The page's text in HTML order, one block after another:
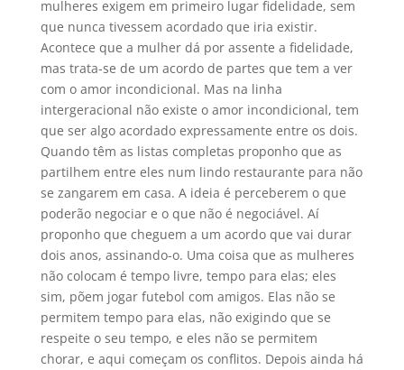
mulheres exigem em primeiro lugar fidelidade, sem
que nunca tivessem acordado que iria existir.
Acontece que a mulher dá por assente a fidelidade,
mas trata-se de um acordo de partes que tem a ver
com o amor incondicional. Mas na linha
intergeracional não existe o amor incondicional, tem
que ser algo acordado expressamente entre os dois.
Quando têm as listas completas proponho que as
partilhem entre eles num lindo restaurante para não
se zangarem em casa. A ideia é perceberem o que
poderão negociar e o que não é negociável. Aí
proponho que cheguem a um acordo que vai durar
dois anos, assinando-o. Uma coisa que as mulheres
não colocam é tempo livre, tempo para elas; eles
sim, põem jogar futebol com amigos. Elas não se
permitem tempo para elas, não exigindo que se
respeite o seu tempo, e eles não se permitem
chorar, e aqui começam os conflitos. Depois ainda há